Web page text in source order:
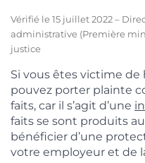
Vérifié le 15 juillet 2022 –
administrative (Première
justice
Si vous êtes victime
pouvez porter plainte
faits, car il s’agit d’une
faits se sont produits
bénéficier d’une
votre employeur et de